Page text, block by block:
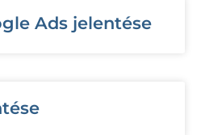
Ads jelentése